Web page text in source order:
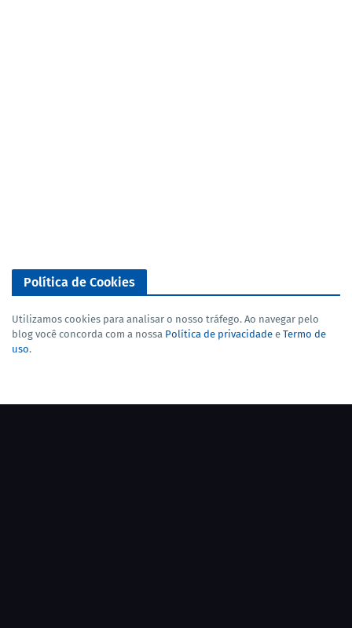
Política de Cookies
Utilizamos cookies para analisar o nosso tráfego. Ao navegar pelo
blog você concorda com a nossa Política de privacidade e Termo de
uso.